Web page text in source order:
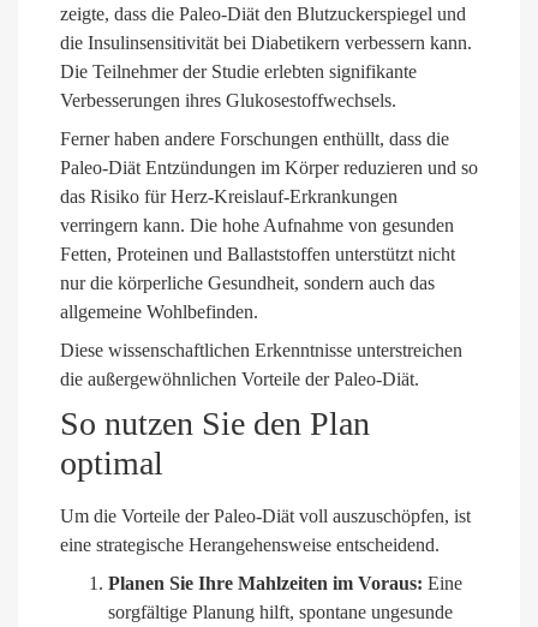
zeigte, dass die Paleo-Diät den Blutzuckerspiegel und
die Insulinsensitivität bei Diabetikern verbessern kann.
Die Teilnehmer der Studie erlebten signifikante
Verbesserungen ihres Glukosestoffwechsels.
Ferner haben andere Forschungen enthüllt, dass die
Paleo-Diät Entzündungen im Körper reduzieren und so
das Risiko für Herz-Kreislauf-Erkrankungen
verringern kann. Die hohe Aufnahme von gesunden
Fetten, Proteinen und Ballaststoffen unterstützt nicht
nur die körperliche Gesundheit, sondern auch das
allgemeine Wohlbefinden.
Diese wissenschaftlichen Erkenntnisse unterstreichen
die außergewöhnlichen Vorteile der Paleo-Diät.
So nutzen Sie den Plan
optimal
Um die Vorteile der Paleo-Diät voll auszuschöpfen, ist
eine strategische Herangehensweise entscheidend.
Planen Sie Ihre Mahlzeiten im Voraus: Eine
sorgfältige Planung hilft, spontane ungesunde